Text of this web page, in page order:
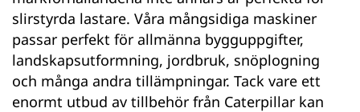
slirstyrda lastare. Våra mångsidiga maskiner
passar perfekt för allmänna bygguppgifter,
landskapsutformning, jordbruk, snöplogning
och många andra tillämpningar. Tack vare ett
enormt utbud av tillbehör från Caterpillar kan